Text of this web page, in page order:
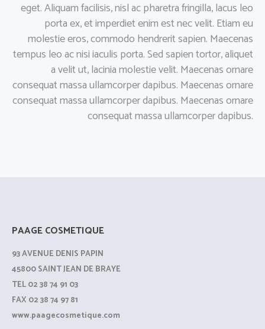
eget. Aliquam facilisis, nisl ac pharetra fringilla, lacus leo
porta ex, et imperdiet enim est nec velit. Etiam eu
molestie eros, commodo hendrerit sapien. Maecenas
tempus leo ac nisi iaculis porta. Sed sapien tortor, aliquet
a velit ut, lacinia molestie velit. Maecenas ornare
consequat massa ullamcorper dapibus. Maecenas ornare
consequat massa ullamcorper dapibus. Maecenas ornare
consequat massa ullamcorper dapibus.
PAAGE COSMETIQUE
93 AVENUE DENIS PAPIN
45800 SAINT JEAN DE BRAYE
TEL 02 38 74 91 03
FAX 02 38 74 97 81
www.paagecosmetique.com